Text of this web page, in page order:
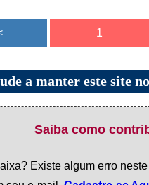
a manter este site
Saiba como
Existe algum erro